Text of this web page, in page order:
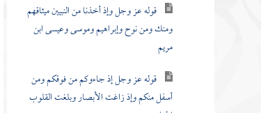
قوله عز وجل وإذ أخذنا من النبيين ميثاقهم
ومنك ومن نوح وإبراهيم وموسى وعيسى ابن
مريم
قوله عز وجل إذ جاءوكم من فوقكم ومن
أسفل منكم وإذ زاغت الأبصار وبلغت القلوب